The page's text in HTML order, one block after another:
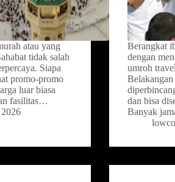
atau yang
tidak salah
Siapa
promo-promo
luar biasa
fasilitas…
Berangkat
dengan
umroh
dan bisa
Banyak